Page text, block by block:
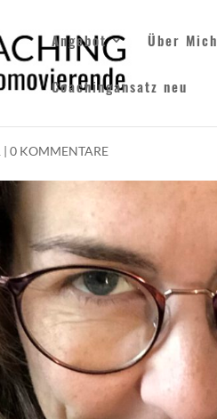
Angebot Über Mich
Coachingansatz neu
|0 KOMMENTARE